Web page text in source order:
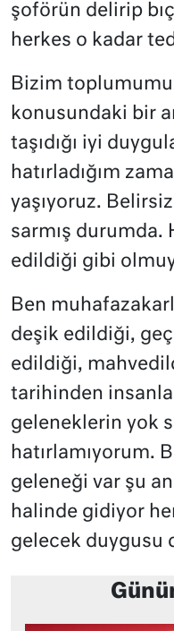
şoförün delirip
herkes o kadar
Bizim
konusundaki bir
taşıdığı iyi
hatırladığım
yaşıyoruz.
sarmış durumda.
edildiği gibi
Ben
deşik edildiği,
edildiği,
tarihinden
geleneklerin yok
hatırlamıyorum.
geleneği var şu
halinde gidiyor
gelecek duygusu